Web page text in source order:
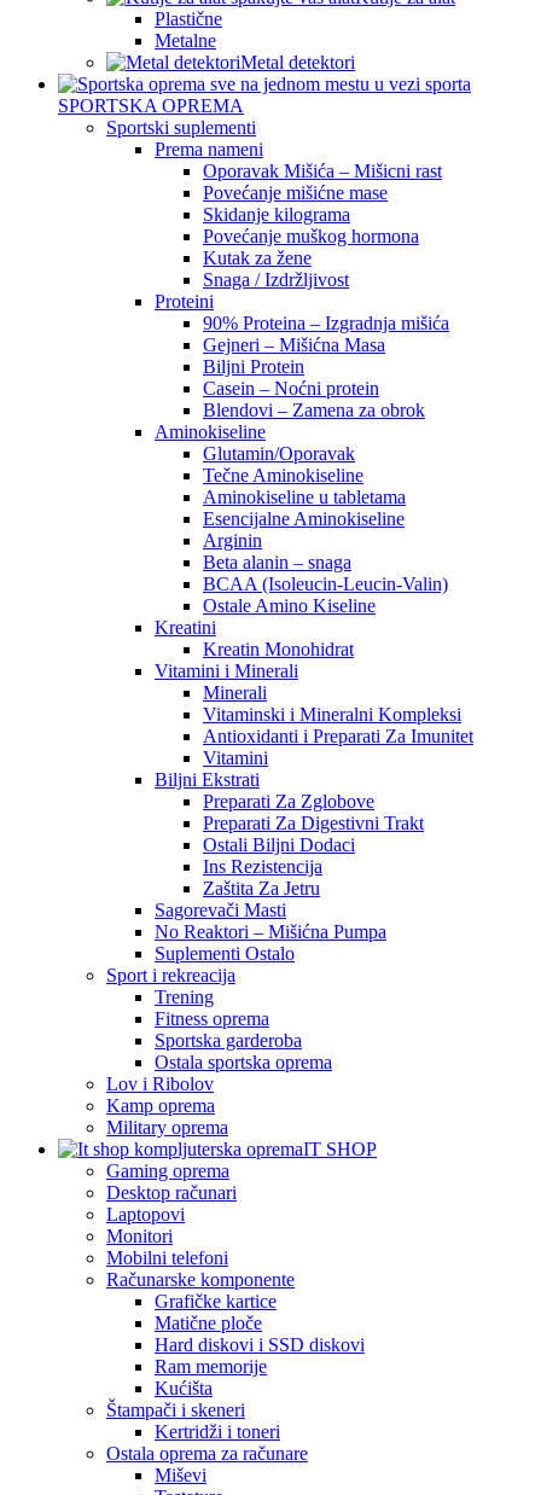
Plastične
Metalne
Metal detektori
SPORTSKA OPREMA
Sportski suplementi
Prema nameni
Oporavak Mišića – Mišicni rast
Povećanje mišićne mase
Skidanje kilograma
Povećanje muškog hormona
Kutak za žene
Snaga / Izdržljivost
Proteini
90% Proteina – Izgradnja mišića
Gejneri – Mišićna Masa
Biljni Protein
Casein – Noćni protein
Blendovi – Zamena za obrok
Aminokiseline
Glutamin/Oporavak
Tečne Aminokiseline
Aminokiseline u tabletama
Esencijalne Aminokiseline
Arginin
Beta alanin – snaga
BCAA (Isoleucin-Leucin-Valin)
Ostale Amino Kiseline
Kreatini
Kreatin Monohidrat
Vitamini i Minerali
Minerali
Vitaminski i Mineralni Kompleksi
Antioxidanti i Preparati Za Imunitet
Vitamini
Biljni Ekstrati
Preparati Za Zglobove
Preparati Za Digestivni Trakt
Ostali Biljni Dodaci
Ins Rezistencija
Zaštita Za Jetru
Sagorevači Masti
No Reaktori – Mišićna Pumpa
Suplementi Ostalo
Sport i rekreacija
Trening
Fitness oprema
Sportska garderoba
Ostala sportska oprema
Lov i Ribolov
Kamp oprema
Military oprema
IT SHOP
Gaming oprema
Desktop računari
Laptopovi
Monitori
Mobilni telefoni
Računarske komponente
Grafičke kartice
Matične ploče
Hard diskovi i SSD diskovi
Ram memorije
Kućišta
Štampači i skeneri
Kertridži i toneri
Ostala oprema za računare
Miševi